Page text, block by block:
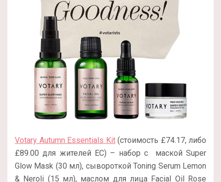
Votary Autumn Essentials Kit(стоимость £74.17, либо
£89.00 для жителей ЕС) – набор с маской Super
Glow Mask (30 мл), сывороткой Toning Serum Lemon
& Neroli (15 мл), маслом для лица Facial Oil Rose